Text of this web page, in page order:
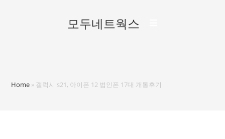
모두네트웍스
Home » 갤럭시 s21, 아이폰 12 법인폰 17대 개통후기